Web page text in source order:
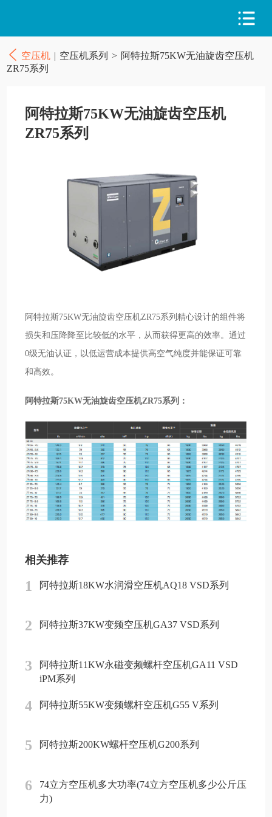
空压机 | 空压机系列 > 阿特拉斯75KW无油旋齿空压机
ZR75系列
阿特拉斯75KW无油旋齿空压机
ZR75系列
阿特拉斯75KW无油旋齿空压机ZR75系列精心设计的组件将
损失和压降降至比较低的水平，从而获得更高的效率。通过
0级无油认证，以低运营成本提供高空气纯度并能保证可靠
和高效。
阿特拉斯75KW无油旋齿空压机ZR75系列：
相关推荐
1 阿特拉斯18KW水润滑空压机AQ18 VSD系列
2 阿特拉斯37KW变频空压机GA37 VSD系列
3
阿特拉斯11KW永磁变频螺杆空压机GA11 VSD
iPM系列
4 阿特拉斯55KW变频螺杆空压机G55 V系列
5 阿特拉斯200KW螺杆空压机G200系列
6
74立方空压机多大功率(74立方空压机多少公斤压
力)